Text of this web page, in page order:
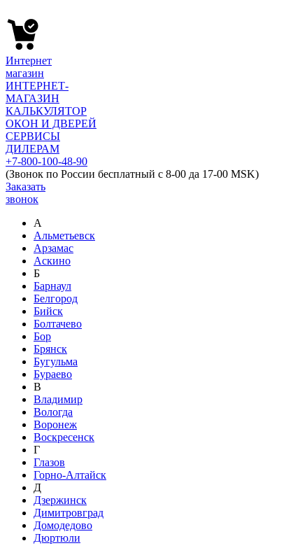
Интернет
магазин
ИНТЕРНЕТ-
МАГАЗИН
КАЛЬКУЛЯТОР
ОКОН И ДВЕРЕЙ
СЕРВИСЫ
ДИЛЕРАМ
+7-800-100-48-90
(Звонок по России бесплатный с 8-00 да 17-00 MSK)
Заказать
звонок
А
Альметьевск
Арзамас
Аскино
Б
Барнаул
Белгород
Бийск
Болтачево
Бор
Брянск
Бугульма
Бураево
В
Владимир
Вологда
Воронеж
Воскресенск
Г
Глазов
Горно-Алтайск
Д
Дзержинск
Димитровград
Домодедово
Дюртюли